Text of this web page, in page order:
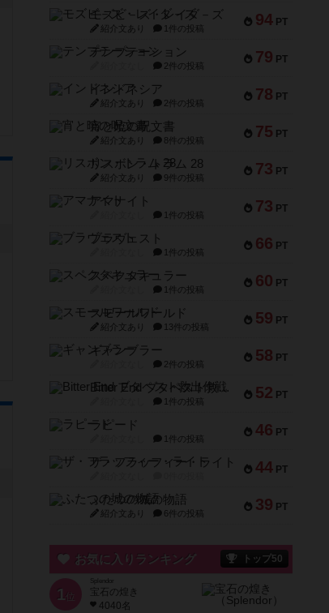
94 PT
モズビ－ズ・レイダ－ズ
紹介文あり 1件の投稿
79 PT
テンプテーション
2件の投稿
78 PT
インドネシア
紹介文あり 2件の投稿
75 PT
宵と暁の呪文書
紹介文あり 8件の投稿
73 PT
リスボン・トラム 28
紹介文あり 9件の投稿
73 PT
アマナイト
1件の投稿
66 PT
ブラヴェスト
1件の投稿
60 PT
スペクタキュラー
1件の投稿
59 PT
スモールワールド
紹介文あり 13件の投稿
58 PT
ギャンブラー
2件の投稿
52 PT
Bitter End ブタペスト救出作戦
1件の投稿
46 PT
ラピード
1件の投稿
44 PT
ザ・フラッフィー・ライト
39 PT
ふたつの城の物語
紹介文あり 6件の投稿
お気に入りランキング トップ50
1 位
宝石の煌き
4040名